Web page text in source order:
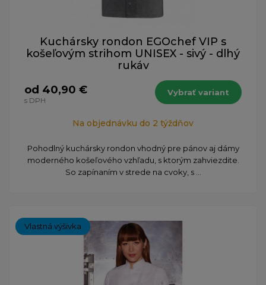
Kuchársky rondon EGOchef VIP s
košeľovým strihom UNISEX - sivý - dlhý
rukáv
od 40,90 €
s DPH
Vybrať variant
Na objednávku do 2 týždňov
Pohodlný kuchársky rondon vhodný pre pánov aj dámy
moderného košeľového vzhľadu, s ktorým zahviezdite.
So zapínaním v strede na cvoky, s ...
Vlastná výšivka